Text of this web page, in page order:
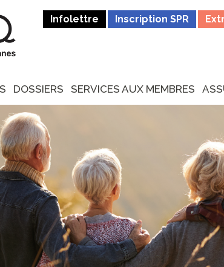
Infolettre Inscription SPR
DOSSIERS SERVICES AUX MEMBRES